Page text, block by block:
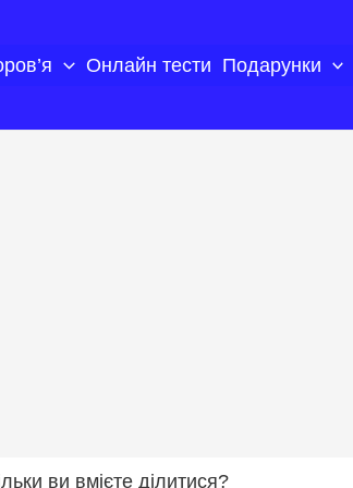
Онлайн тести Подарунки
ви вмієте ділитися?